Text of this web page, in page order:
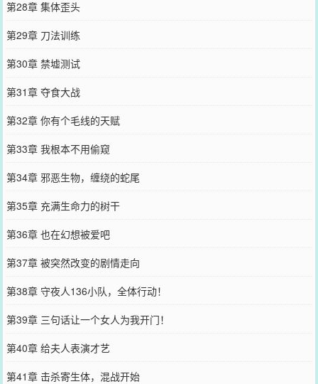
第28章 集体歪头
第29章 刀法训练
第30章 禁墟测试
第31章 夺食大战
第32章 你有个毛线的天赋
第33章 我根本不用偷窥
第34章 邪恶生物，缠绕的蛇尾
第35章 充满生命力的树干
第36章 也在幻想被爱吧
第37章 被突然改变的剧情走向
第38章 守夜人136小队，全体行动！
第39章 三句话让一个女人为我开门！
第40章 给夫人表演才艺
第41章 击杀寄生体，混战开始